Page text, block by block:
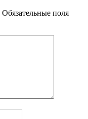
Обязательные поля